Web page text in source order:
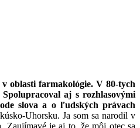
oblasti farmakológie. V 80-tych
aj s rozhlasovými
slova a o ľudských právach
Uhorsku. Ja som sa narodil v
Zaujímavé je aj to, že môj otec sa